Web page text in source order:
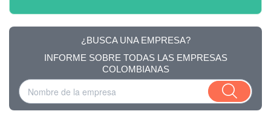
¿BUSCA UNA EMPRESA?
INFORME SOBRE TODAS LAS EMPRESAS
COLOMBIANAS